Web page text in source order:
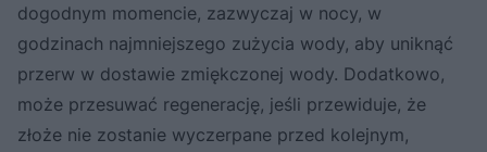
dogodnym momencie, zazwyczaj w nocy, w
godzinach najmniejszego zużycia wody, aby uniknąć
przerw w dostawie zmiękczonej wody. Dodatkowo,
może przesuwać regenerację, jeśli przewiduje, że
złoże nie zostanie wyczerpane przed kolejnym,